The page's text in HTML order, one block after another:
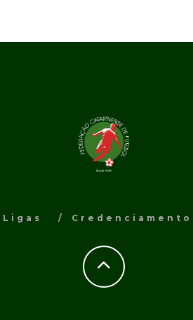
Ligas Credenciamento